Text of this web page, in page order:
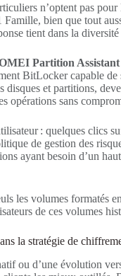
n’optent pas
bien que tout
tient dans la
Partition Assistant
BitLocker capable
et partitions,
opérations sans
: quelques clics
de gestion des
ayant besoin d’un
les volumes formatés
de ces volumes
la stratégie de
ou d’une évolution